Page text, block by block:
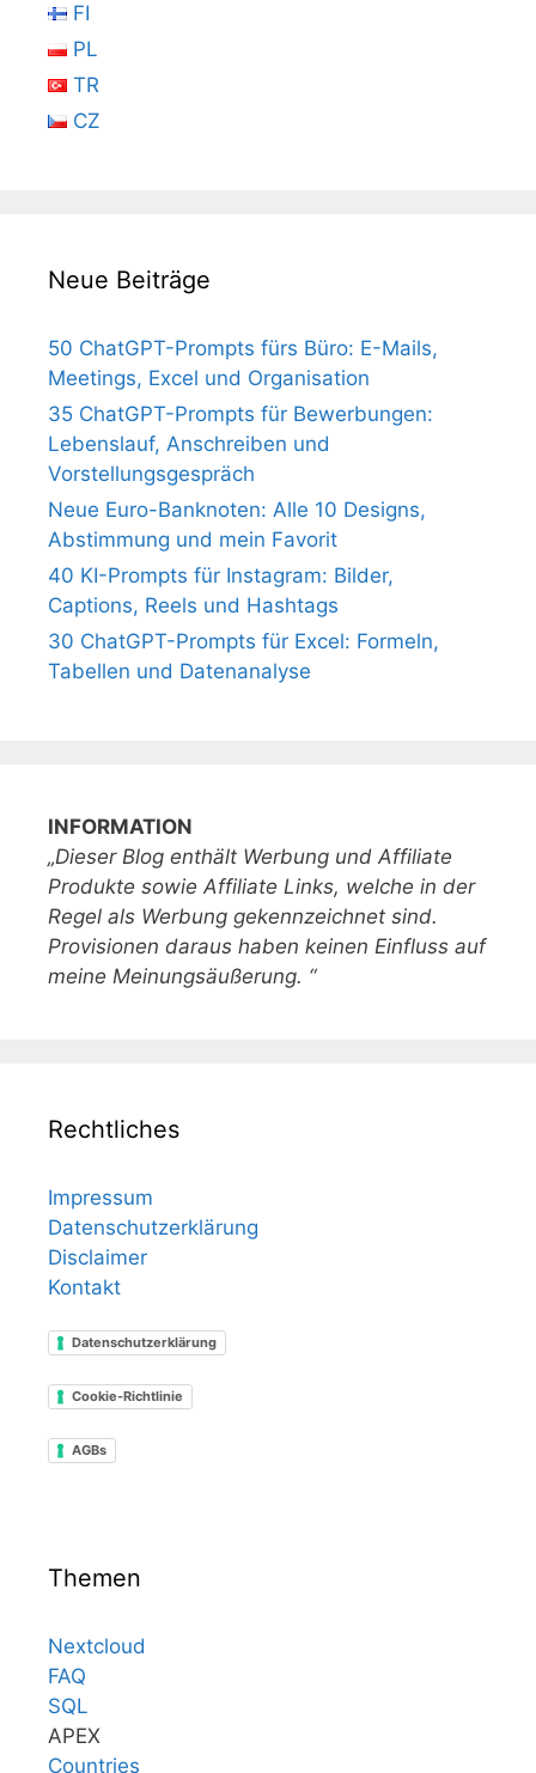
FI
PL
TR
CZ
Neue Beiträge
50 ChatGPT-Prompts fürs Büro: E-Mails,
Meetings, Excel und Organisation
35 ChatGPT-Prompts für Bewerbungen:
Lebenslauf, Anschreiben und
Vorstellungsgespräch
Neue Euro-Banknoten: Alle 10 Designs,
Abstimmung und mein Favorit
40 KI-Prompts für Instagram: Bilder,
Captions, Reels und Hashtags
30 ChatGPT-Prompts für Excel: Formeln,
Tabellen und Datenanalyse
INFORMATION
„Dieser Blog enthält Werbung und Affiliate
Produkte sowie Affiliate Links, welche in der
Regel als Werbung gekennzeichnet sind.
Provisionen daraus haben keinen Einfluss auf
meine Meinungsäußerung. “
Rechtliches
Impressum
Datenschutzerklärung
Disclaimer
Kontakt
Datenschutzerklärung
Cookie-Richtlinie
AGBs
Themen
Nextcloud
FAQ
SQL
APEX
Countries